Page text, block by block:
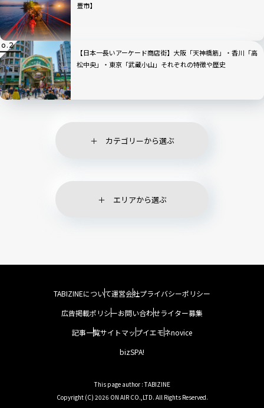
豊市】
【日本一長いアーケード商店街】大阪「天神橋筋」・香川「高
松中央」・東京「武蔵小山」それぞれの特徴や歴史
カテゴリーから選ぶ
エリアから選ぶ
TABIZINEについて運営会社プライバシーポリシー
広告掲載ポリシーお問い合わせライター募集
記事一覧サイトマップイエモネnovice
bizSPA!
This page author : TABIZINE
Copyright (C) 2026 ON AIR CO.,LTD. All Rights Reserved.